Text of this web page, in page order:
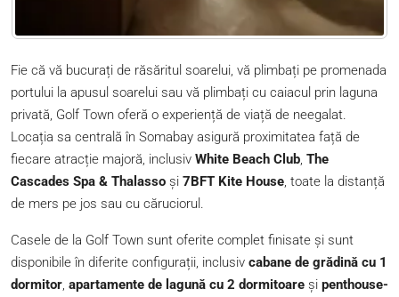
Fie că vă bucurați de răsăritul soarelui, vă plimbați pe promenada
portului la apusul soarelui sau vă plimbați cu caiacul prin laguna
privată, Golf Town oferă o experiență de viață de neegalat.
Locația sa centrală în Somabay asigură proximitatea față de
fiecare atracție majoră, inclusiv White Beach Club The
Cascades Spa & Thalasso și 7BFT Kite House , toate la distanță
de mers pe jos sau cu căruciorul.
Casele de la Golf Town sunt oferite complet finisate și sunt
disponibile în diferite configurații, inclusiv cabane de grădină cu 1
dormitor apartamente de lagună cu 2 dormitoare și penthouse-